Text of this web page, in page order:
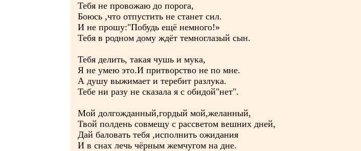
Тебя не провожаю до порога,
Боюсь ,что отпустить не станет сил.
И не прошу:"Побудь ещё немного!»
Тебя в родном дому ждёт темноглазый сын.
Тебя делить, такая чушь и мука,
Я не умею это.И притворство не по мне.
А душу выжимает и теребит разлука.
Тебе ни разу не сказала я с обидой"нет".
Мой долгожданный,гордый мой,желанный,
Твой полдень совмещу с рассветом вешних дней,
Дай баловать тебя ,исполнить ожидания
И в снах лечь чёрным жемчугом на дне.